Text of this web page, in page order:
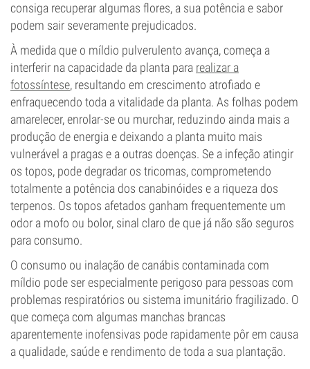
consiga recuperar algumas flores, a sua potência e sabor
podem sair severamente prejudicados.
À medida que o míldio pulverulento avança, começa a
interferir na capacidade da planta para realizar a
fotossíntese, resultando em crescimento atrofiado e
enfraquecendo toda a vitalidade da planta. As folhas podem
amarelecer, enrolar-se ou murchar, reduzindo ainda mais a
produção de energia e deixando a planta muito mais
vulnerável a pragas e a outras doenças. Se a infeção atingir
os topos, pode degradar os tricomas, comprometendo
totalmente a potência dos canabinóides e a riqueza dos
terpenos. Os topos afetados ganham frequentemente um
odor a mofo ou bolor, sinal claro de que já não são seguros
para consumo.
O consumo ou inalação de canábis contaminada com
míldio pode ser especialmente perigoso para pessoas com
problemas respiratórios ou sistema imunitário fragilizado. O
que começa com algumas manchas brancas
aparentemente inofensivas pode rapidamente pôr em causa
a qualidade, saúde e rendimento de toda a sua plantação.